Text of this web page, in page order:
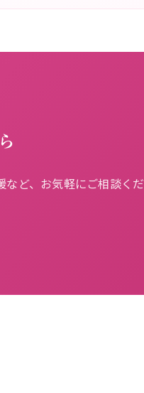
ど、お気軽にご相談くだ